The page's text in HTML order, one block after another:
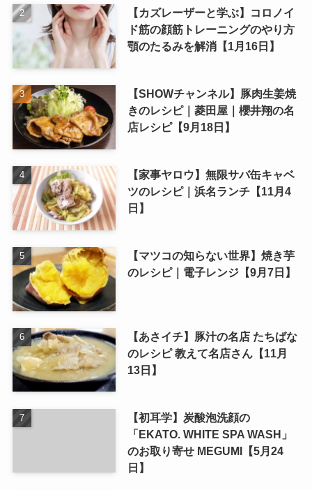
【カズレーザーと学ぶ】コロノイ
ド筋の顔筋トレーニングのやり方
顎のたるみを解消【1月16日】
【SHOWチャンネル】豚肉生姜焼
きのレシピ｜菱田屋｜櫻井翔の名
店レシピ【9月18日】
【家事ヤロウ】無限サバ缶キャベ
ツのレシピ｜浜名ランチ【11月4
日】
【マツコの知らない世界】焼き芋
のレシピ｜電子レンジ【9月7日】
【あさイチ】豚汁の名店 たちばな
のレシピ 教えて名店さん【11月
13日】
【初耳学】炭酸泡洗顔の
「EKATO. WHITE SPA WASH」
のお取り寄せ MEGUMI【5月24
日】